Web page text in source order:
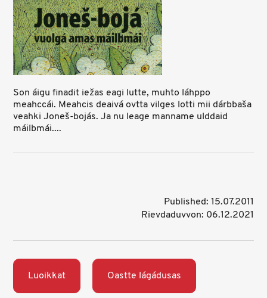
Son áigu finadit iežas eagi lutte, muhto láhppo
meahccái. Meahcis deaivá ovtta vilges lotti mii dárbbaša
veahki Joneš-bojás. Ja nu leage manname ulddaid
máilbmái....
Published: 15.07.2011
Rievdaduvvon: 06.12.2021
Luoikkat Oastte lágádusas